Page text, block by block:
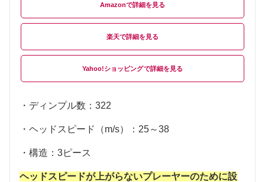
Amazon
楽天
Yahoo!ショッピング
・ディンプル数：322
・ヘッドスピード（m/s）：25～38
・構造：3ピース
ヘッドスピードが上がらないプレーヤーのために設